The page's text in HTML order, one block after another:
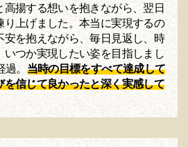
揚する想いを抱きながら、翌日
り上げました。本当に実現するの
を抱えながら、毎日見返し、時
いつか実現したい姿を目指しまし
。 当時の目標をすべて達成して
を信じて良かったと深く実感して